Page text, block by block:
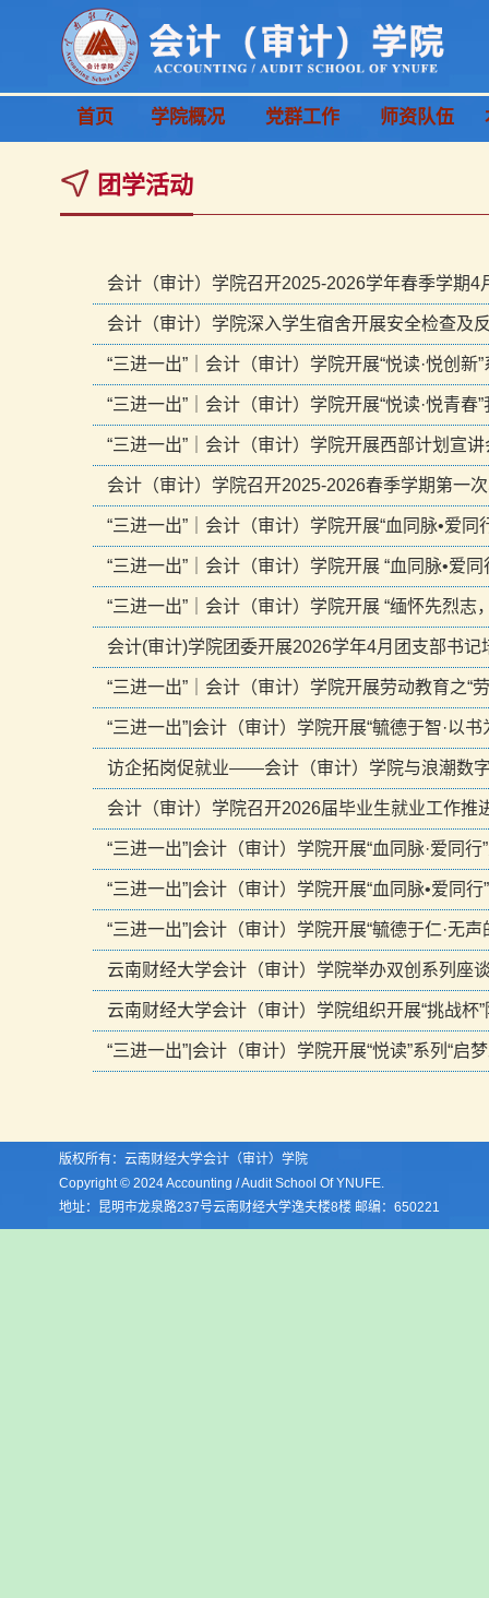
首页 学院概况 党群工作 师资队伍
团学活动
会计（审计）学院召开2025-2026学年春季学期
会计（审计）学院深入学生宿舍开展安全检查及
“三进一出”｜会计（审计）学院开展“悦读·悦创新
“三进一出”｜会计（审计）学院开展“悦读·悦青
“三进一出”｜会计（审计）学院开展西部计划宣
会计（审计）学院召开2025-2026春季学期第一
“三进一出”｜会计（审计）学院开展“血同脉•爱
“三进一出”｜会计（审计）学院开展 “血同脉•爱
“三进一出”｜会计（审计）学院开展 “缅怀先烈志
会计(审计)学院团委开展2026学年4月团支部书记
“三进一出”｜会计（审计）学院开展劳动教育之“
“三进一出”|会计（审计）学院开展“毓德于智·以
访企拓岗促就业——会计（审计）学院与浪潮数
会计（审计）学院召开2026届毕业生就业工作推
“三进一出”|会计（审计）学院开展“血同脉·爱同
“三进一出”|会计（审计）学院开展“血同脉•爱同
“三进一出”|会计（审计）学院开展“毓德于仁·无
云南财经大学会计（审计）学院举办双创系列座
云南财经大学会计（审计）学院组织开展“挑战杯
“三进一出”|会计（审计）学院开展“悦读”系列“启
版权所有：云南财经大学会计（审计）学院
Copyright © 2024 Accounting / Audit School Of YNUFE.
地址：昆明市龙泉路237号云南财经大学逸夫楼8楼 邮编：650221